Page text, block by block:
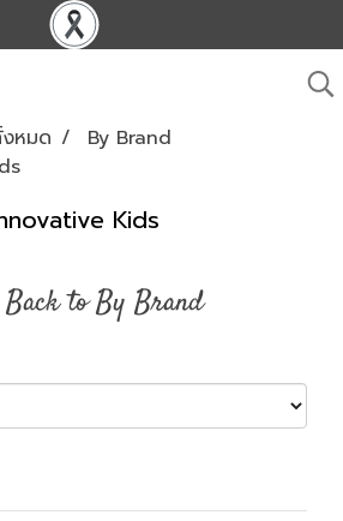
หมด
By Brand
Kids
Back to By Brand